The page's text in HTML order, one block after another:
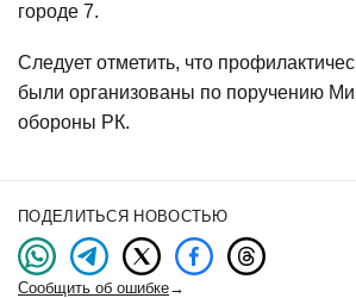
городе 7.
Следует отметить, что
были организованы по поручению
обороны РК.
ПОДЕЛИТЬСЯ НОВОСТЬЮ
Сообщить об ошибке→